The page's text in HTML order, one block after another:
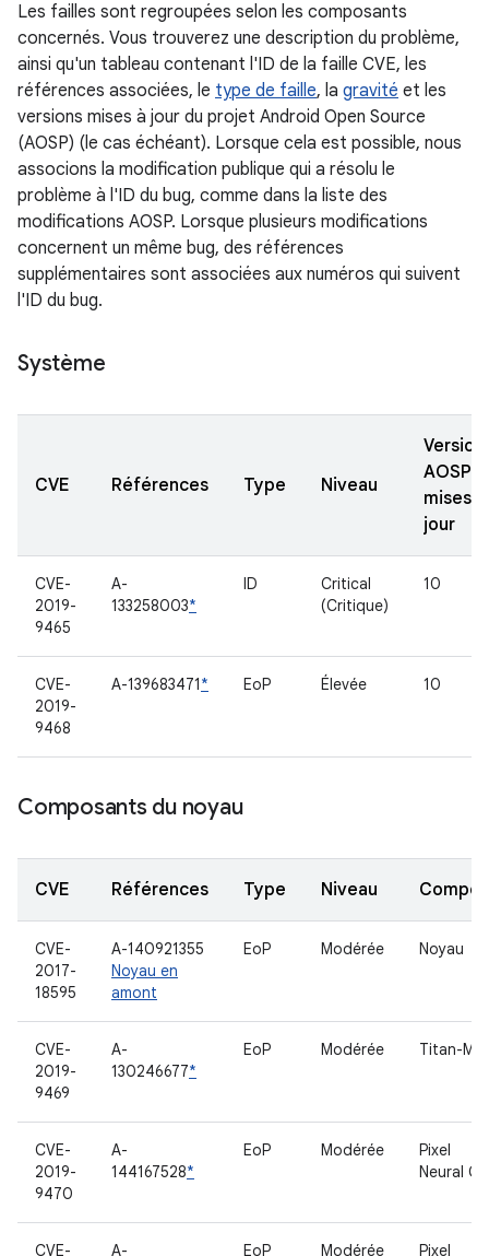
Les failles sont regroupées selon les composants
concernés. Vous trouverez une description du problème,
ainsi qu'un tableau contenant l'ID de la faille CVE, les
références associées, le type de faille, la gravité et les
versions mises à jour du projet Android Open Source
(AOSP) (le cas échéant). Lorsque cela est possible, nous
associons la modification publique qui a résolu le
problème à l'ID du bug, comme dans la liste des
modifications AOSP. Lorsque plusieurs modifications
concernent un même bug, des références
supplémentaires sont associées aux numéros qui suivent
l'ID du bug.
Système
CVE Références Type Niveau
AOSP
mises à
jour
CVE-
2019-
9465
A-
133258003*
ID
Critical
(Critique)
10
CVE-
2019-
9468
A-139683471* EoP Élevée 10
Composants du noyau
CVE Références Type Niveau
CVE-
2017-
18595
A-140921355
Noyau en
amont
EoP Modérée Noyau
CVE-
2019-
9469
A-
130246677*
EoP Modérée Titan-M
CVE-
2019-
9470
A-
144167528*
EoP Modérée
Pixel
Neural
CVE- A- EoP Modérée Pixel